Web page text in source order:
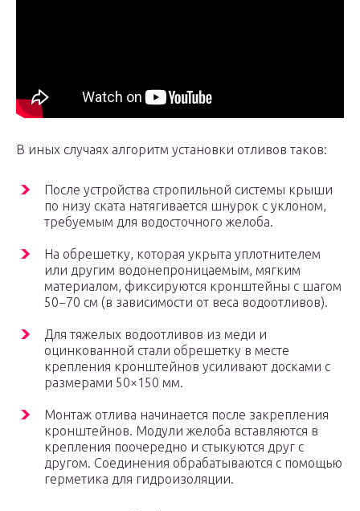
В иных случаях алгоритм установки отливов таков:
После устройства стропильной системы крыши
по низу ската натягивается шнурок с уклоном,
требуемым для водосточного желоба.
На обрешетку, которая укрыта уплотнителем
или другим водонепроницаемым, мягким
материалом, фиксируются кронштейны с шагом
50−70 см (в зависимости от веса водоотливов).
Для тяжелых водоотливов из меди и
оцинкованной стали обрешетку в месте
крепления кронштейнов усиливают досками с
размерами 50×150 мм.
Монтаж отлива начинается после закрепления
кронштейнов. Модули желоба вставляются в
крепления поочередно и стыкуются друг с
другом. Соединения обрабатываются с помощью
герметика для гидроизоляции.